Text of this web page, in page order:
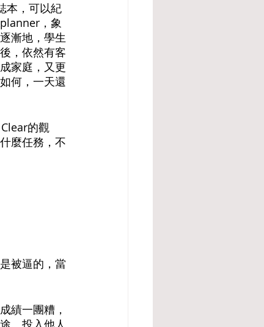
本，可以紀
，象
漸地，學生
，依然有客
家庭，又更
何，一天還
的觀
麼任務，不
被逼的，當
績一團糟，
、投入他人